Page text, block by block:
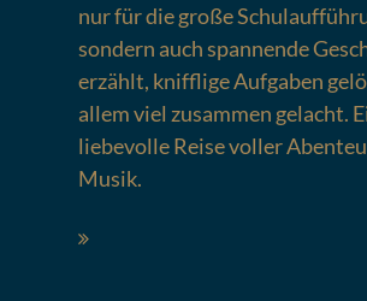
nur für die große
sondern auch spannende
erzählt, knifflige Aufgaben
allem viel zusammen gelacht.
liebevolle Reise voller
Musik.